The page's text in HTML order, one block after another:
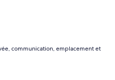
communication, emplacement et